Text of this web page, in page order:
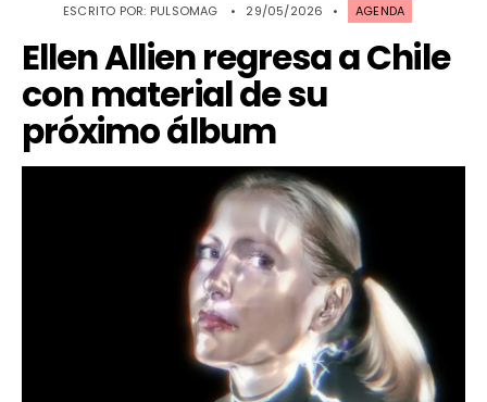
ESCRITO POR: PULSOMAG • 29/05/2026 • AGENDA
Ellen Allien regresa a Chile
con material de su
próximo álbum